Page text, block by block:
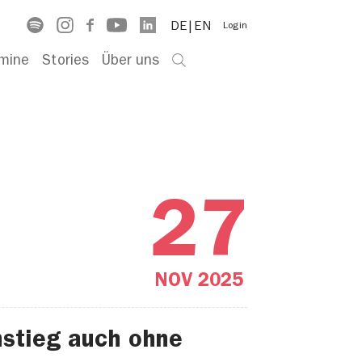
Stories Über uns
DE EN Login
27
NOV 2025
auch ohne